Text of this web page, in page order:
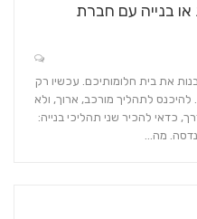
או בנייה עם חברת
את בית חלומותיכם. עכשיו רק
לתהליך מורכב, ארוך, ולא
כדאי להכיר שני תהליכי בנייה:
מה…